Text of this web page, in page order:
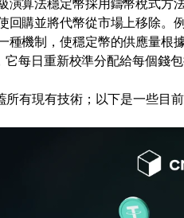
演算法穩定幣採用鑄幣稅式
回購並將代幣從市場上移除。
種機制，使穩定幣的供應量
每日重新校準分配給每個錢包
有現有技術；以下是一些目